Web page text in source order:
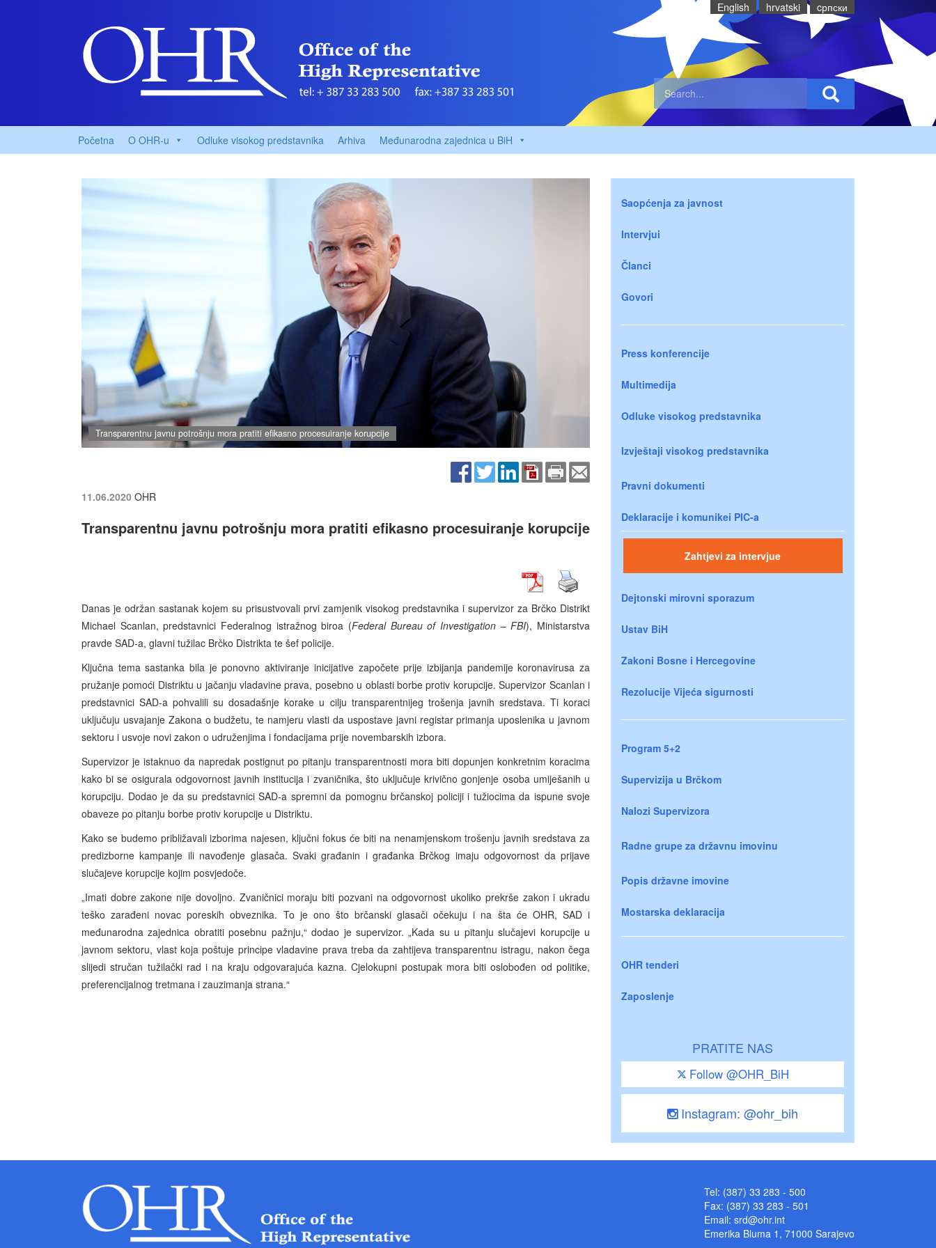
English hrvatski cрпски
Početna O OHR-u Odluke visokog predstavnika Arhiva Međunarodna zajednica u BiH
Transparentnu javnu potrošnju mora pratiti efikasno procesuiranje korupcije
11.06.2020 OHR
Transparentnu javnu potrošnju mora pratiti efikasno procesuiranje korupcije
Danas je održan sastanak kojem su prisustvovali prvi zamjenik visokog predstavnika i supervizor za Brčko Distrikt
Michael Scanlan, predstavnici Federalnog istražnog biroa (Federal Bureau of Investigation – FBI), Ministarstva
pravde SAD-a, glavni tužilac Brčko Distrikta te šef policije.
Ključna tema sastanka bila je ponovno aktiviranje inicijative započete prije izbijanja pandemije koronavirusa za
pružanje pomoći Distriktu u jačanju vladavine prava, posebno u oblasti borbe protiv korupcije. Supervizor Scanlan i
predstavnici SAD-a pohvalili su dosadašnje korake u cilju transparentnijeg trošenja javnih sredstava. Ti koraci
uključuju usvajanje Zakona o budžetu, te namjeru vlasti da uspostave javni registar primanja uposlenika u javnom
sektoru i usvoje novi zakon o udruženjima i fondacijama prije novembarskih izbora.
Supervizor je istaknuo da napredak postignut po pitanju transparentnosti mora biti dopunjen konkretnim koracima
kako bi se osigurala odgovornost javnih institucija i zvaničnika, što uključuje krivično gonjenje osoba umiješanih u
korupciju. Dodao je da su predstavnici SAD-a spremni da pomognu brčanskoj policiji i tužiocima da ispune svoje
obaveze po pitanju borbe protiv korupcije u Distriktu.
Kako se budemo približavali izborima najesen, ključni fokus će biti na nenamjenskom trošenju javnih sredstava za
predizborne kampanje ili navođenje glasača. Svaki građanin i građanka Brčkog imaju odgovornost da prijave
slučajeve korupcije kojim posvjedoče.
„Imati dobre zakone nije dovoljno. Zvaničnici moraju biti pozvani na odgovornost ukoliko prekrše zakon i ukradu
teško zarađeni novac poreskih obveznika. To je ono što brčanski glasači očekuju i na šta će OHR, SAD i
međunarodna zajednica obratiti posebnu pažnju,“ dodao je supervizor. „Kada su u pitanju slučajevi korupcije u
javnom sektoru, vlast koja poštuje principe vladavine prava treba da zahtijeva transparentnu istragu, nakon čega
slijedi stručan tužilački rad i na kraju odgovarajuća kazna. Cjelokupni postupak mora biti oslobođen od politike,
preferencijalnog tretmana i zauzimanja strana.“
Saopćenja za javnost
Intervjui
Članci
Govori
Press konferencije
Multimedija
Odluke visokog predstavnika
Izvještaji visokog predstavnika
Pravni dokumenti
Deklaracije i komunikei PIC-a
Zahtjevi za intervjue
Dejtonski mirovni sporazum
Ustav BiH
Zakoni Bosne i Hercegovine
Rezolucije Vijeća sigurnosti
Program 5+2
Supervizija u Brčkom
Nalozi Supervizora
Radne grupe za državnu imovinu
Popis državne imovine
Mostarska deklaracija
OHR tenderi
Zaposlenje
PRATITE NAS
Follow @OHR_BiH
Instagram: @ohr_bih
Tel: (387) 33 283 - 500
Fax: (387) 33 283 - 501
Email: srd@ohr.int
Emerika Bluma 1, 71000 Sarajevo